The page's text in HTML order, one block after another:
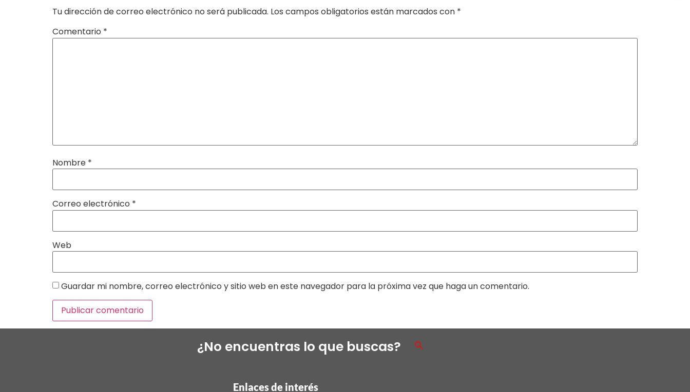
Tu dirección de correo electrónico no será publicada. Los campos obligatorios están marcados con *
Comentario *
Nombre *
Correo electrónico *
Web
Guardar mi nombre, correo electrónico y sitio web en este navegador para la próxima vez que haga un comentario.
¿No encuentras lo que buscas?
Enlaces de interés